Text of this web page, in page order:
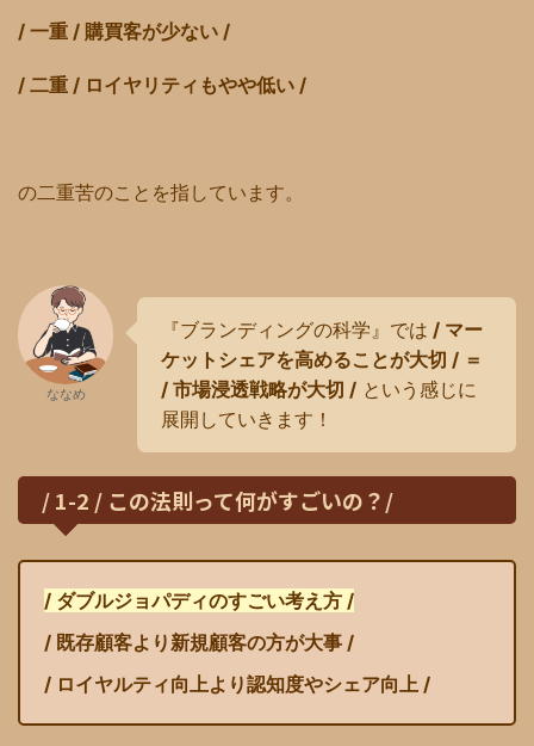
/ 一重 / 購買客が少ない /
/ 二重 / ロイヤリティもやや低い /
の二重苦のことを指しています。
ななめ
『ブランディングの科学』では / マー
ケットシェアを高めることが大切 / ＝
/ 市場浸透戦略が大切 / という感じに
展開していきます！
/ 1-2 / この法則って何がすごいの？/
/ ダブルジョパディのすごい考え方 /
/ 既存顧客より新規顧客の方が大事 /
/ ロイヤルティ向上より認知度やシェア向上 /